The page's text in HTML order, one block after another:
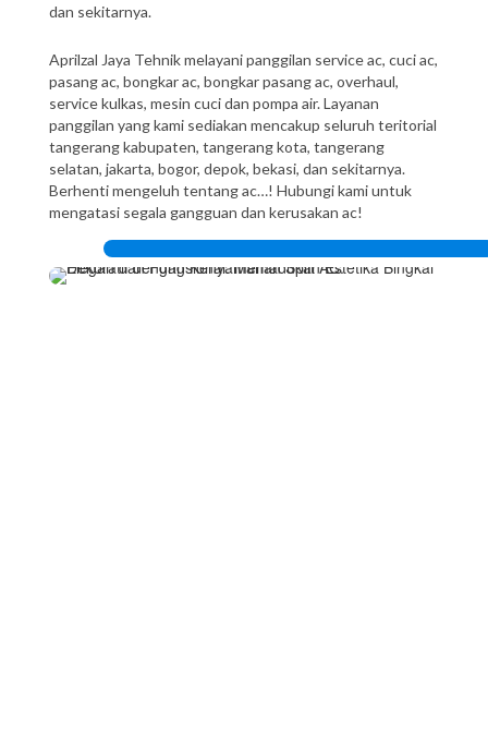
dan sekitarnya.
Aprilzal Jaya Tehnik melayani panggilan service ac, cuci ac,
pasang ac, bongkar ac, bongkar pasang ac, overhaul,
service kulkas, mesin cuci dan pompa air. Layanan
panggilan yang kami sediakan mencakup seluruh teritorial
tangerang kabupaten, tangerang kota, tangerang
selatan, jakarta, bogor, depok, bekasi, dan sekitarnya.
Berhenti mengeluh tentang ac…! Hubungi kami untuk
mengatasi segala gangguan dan kerusakan ac!